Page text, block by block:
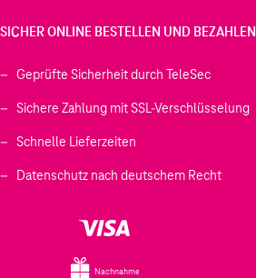
SICHER ONLINE BESTELLEN UND BEZAHLEN
Geprüfte Sicherheit durch TeleSec
Sichere Zahlung mit SSL-Verschlüsselung
Schnelle Lieferzeiten
Datenschutz nach deutschem Recht
Nachnahme